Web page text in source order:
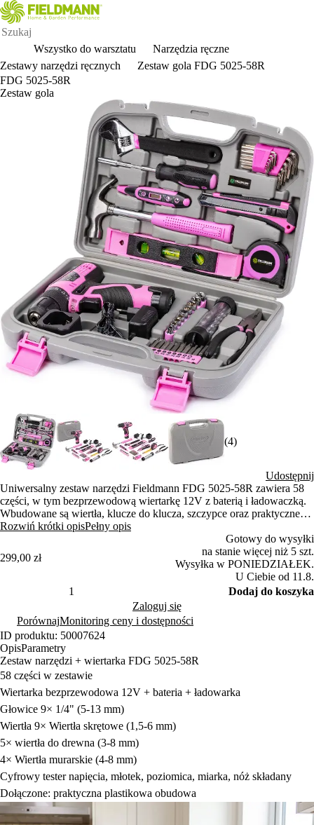
Wszystko do warsztatu
Narzędzia ręczne
Zestawy narzędzi ręcznych
Zestaw gola FDG 5025-58R
FDG 5025-58R
Zestaw gola
(4)
Udostępnij
Uniwersalny zestaw narzędzi Fieldmann FDG 5025-58R zawiera 58
części, w tym bezprzewodową wiertarkę 12V z baterią i ładowaczką.
Wbudowane są wiertła, klucze do klucza, szczypce oraz praktyczne
akcesoria do napraw domowych. Wszystko jest przechowywane w
Rozwiń krótki opisPełny opis
299,00 zł
Gotowy do wysyłki
na stanie więcej niż 5 szt.
Wysyłka w PONIEDZIAŁEK.
U Ciebie od 11.8.
Dodaj do koszyka
Zaloguj się
PorównajMonitoring ceny i dostępności
ID produktu: 50007624
OpisParametry
Zestaw narzędzi + wiertarka FDG 5025-58R
58 części w zestawie
Wiertarka bezprzewodowa 12V + bateria + ładowarka
Głowice 9× 1/4" (5-13 mm)
Wiertła 9× Wiertła skrętowe (1,5-6 mm)
5× wiertła do drewna (3-8 mm)
4× Wiertła murarskie (4-8 mm)
Cyfrowy tester napięcia, młotek, poziomica, miarka, nóż składany
Dołączone: praktyczna plastikowa obudowa